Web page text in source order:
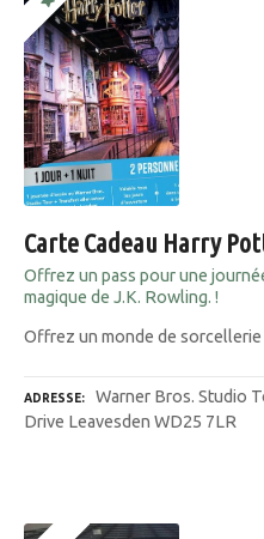
Carte Cadeau Harry
Offrez un pass pour une
magique de J.K. Rowling. !
Offrez un monde de
ADRESSE
Warner Bros. Studio
Drive Leavesden WD25 7LR